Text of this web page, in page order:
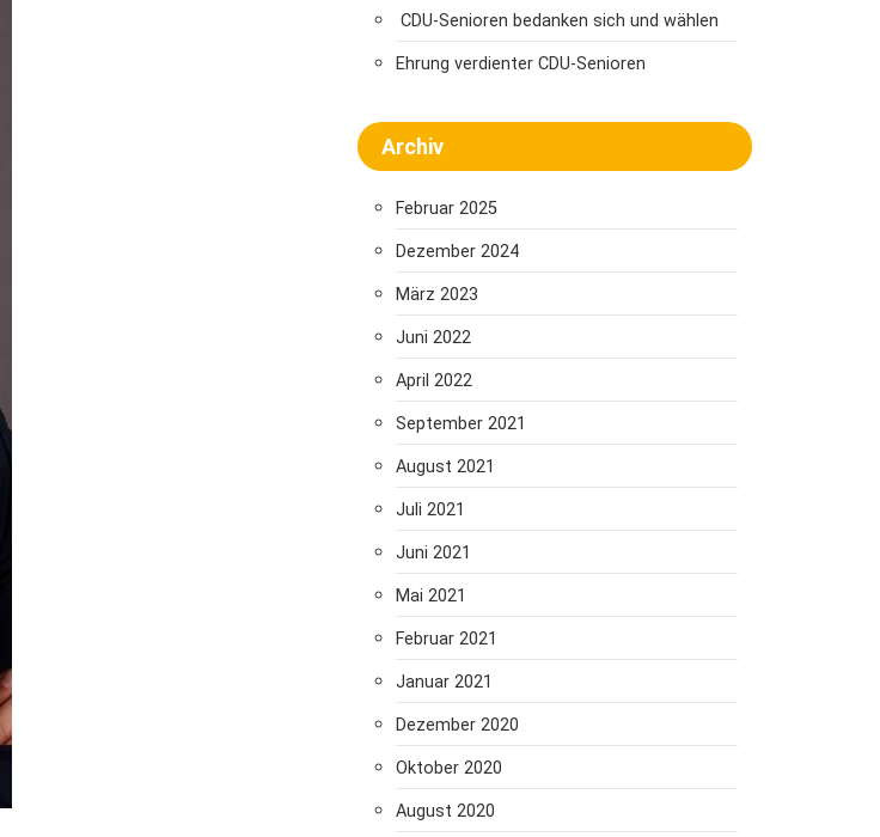
CDU-Senioren bedanken sich und wählen
Ehrung verdienter CDU-Senioren
Archiv
Februar 2025
Dezember 2024
März 2023
Juni 2022
April 2022
September 2021
August 2021
Juli 2021
Juni 2021
Mai 2021
Februar 2021
Januar 2021
Dezember 2020
Oktober 2020
August 2020